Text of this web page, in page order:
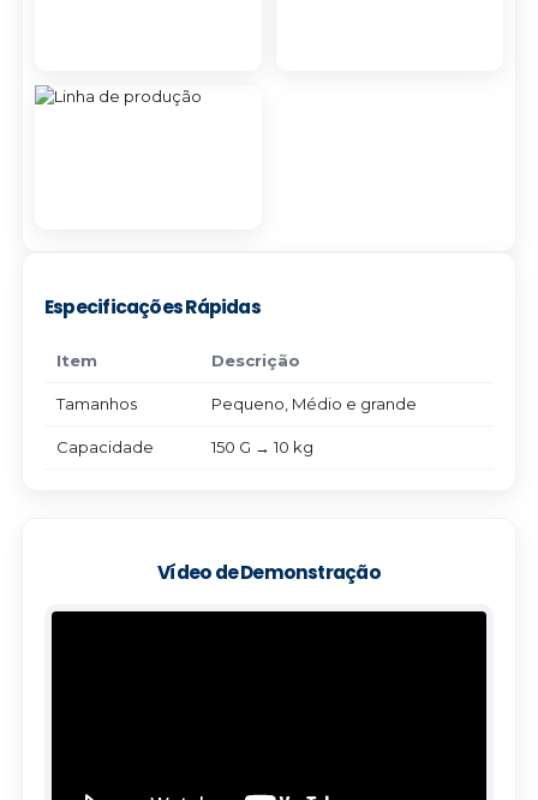
Especificações Rápidas
Item Descrição
Tamanhos Pequeno, Médio e grande
Capacidade 150 G → 10 kg
Vídeo de Demonstração